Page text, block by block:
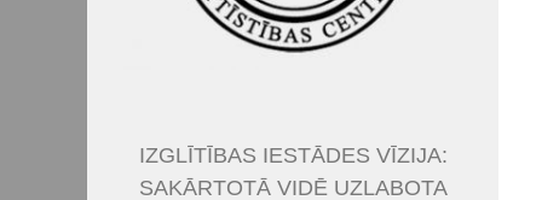
IZGLĪTĪBAS IESTĀDES VĪZIJA:
SAKĀRTOTĀ VIDĒ UZLABOTA